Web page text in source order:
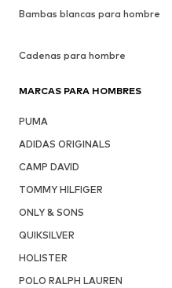
Bambas blancas para hombre
Cadenas para hombre
MARCAS PARA HOMBRES
PUMA
ADIDAS ORIGINALS
CAMP DAVID
TOMMY HILFIGER
ONLY & SONS
QUIKSILVER
HOLISTER
POLO RALPH LAUREN